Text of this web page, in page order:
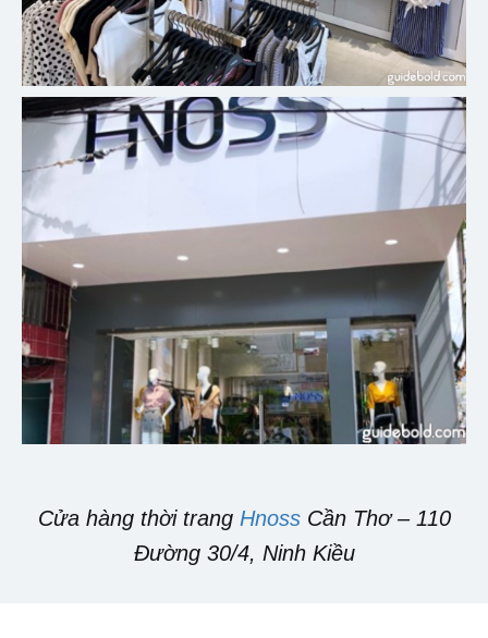
Cửa hàng thời trang HnossCần Thơ – 110
Đường 30/4, Ninh Kiều